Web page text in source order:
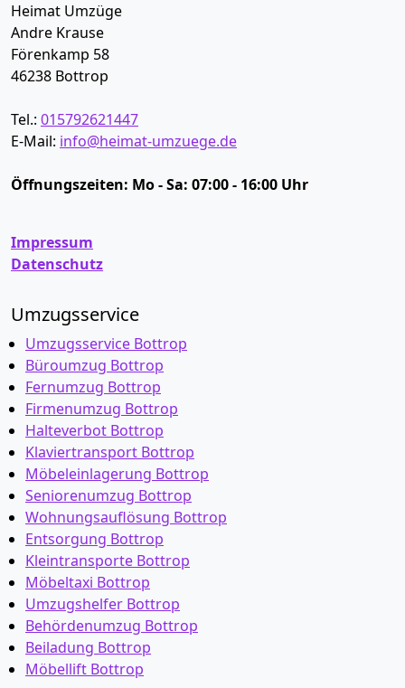
Heimat Umzüge
Andre Krause
Förenkamp 58
46238 Bottrop
Tel.: 015792621447
E-Mail: info@heimat-umzuege.de
Öffnungszeiten: Mo - Sa: 07:00 - 16:00 Uhr
Impressum
Datenschutz
Umzugsservice
Umzugsservice Bottrop
Büroumzug Bottrop
Fernumzug Bottrop
Firmenumzug Bottrop
Halteverbot Bottrop
Klaviertransport Bottrop
Möbeleinlagerung Bottrop
Seniorenumzug Bottrop
Wohnungsauflösung Bottrop
Entsorgung Bottrop
Kleintransporte Bottrop
Möbeltaxi Bottrop
Umzugshelfer Bottrop
Behördenumzug Bottrop
Beiladung Bottrop
Möbellift Bottrop